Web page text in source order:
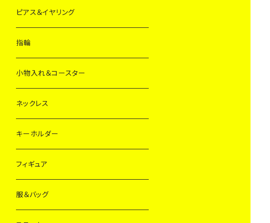
ピアス＆イヤリング
指輪
小物入れ＆コースター
ネックレス
キーホルダー
フィギュア
服＆バッグ